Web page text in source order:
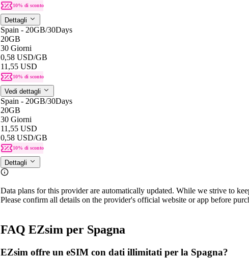
10% di sconto
Dettagli
Spain - 20GB/30Days
20GB
30 Giorni
0,58 USD/GB
11,55 USD
10% di sconto
Vedi dettagli
Spain - 20GB/30Days
20GB
30 Giorni
11,55 USD
0,58 USD/GB
10% di sconto
Dettagli
Data plans for this provider are automatically updated. While we strive to
Please confirm all details on the provider's official website or app before
FAQ EZsim per Spagna
EZsim offre un eSIM con dati illimitati per la Spagna?